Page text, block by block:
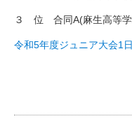
３ 位 合同A(麻生高等学
令和5年度ジュニア大会1